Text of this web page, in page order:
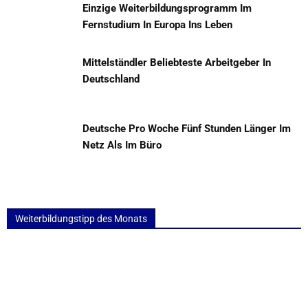
Einzige Weiterbildungsprogramm Im
Fernstudium In Europa Ins Leben
Mittelständler Beliebteste Arbeitgeber In
Deutschland
Deutsche Pro Woche Fünf Stunden Länger Im
Netz Als Im Büro
Weiterbildungstipp des Monats